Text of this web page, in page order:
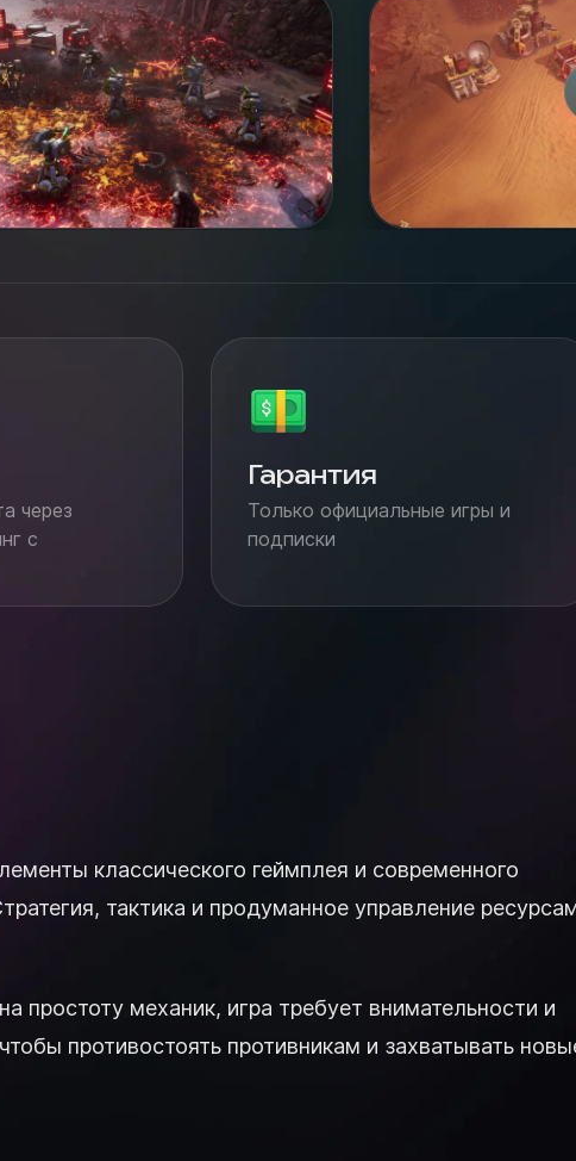
через
с
Гарантия
Только официальные игры и
подписки
классического геймплея и современного
тактика и продуманное управление
механик, игра требует внимательности и
противостоять противникам и захватывать